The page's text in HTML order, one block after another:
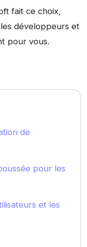
fait ce choix,
développeurs et
pour vous.
de
pour les
et les